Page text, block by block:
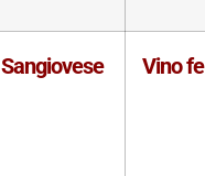
Sangiovese Vino